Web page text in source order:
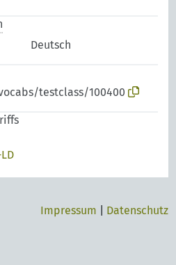
Deutsch
testclass/100400
Impressum Datenschutz